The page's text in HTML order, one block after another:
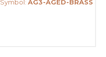
Symbol:AG3-AGED-BRASS